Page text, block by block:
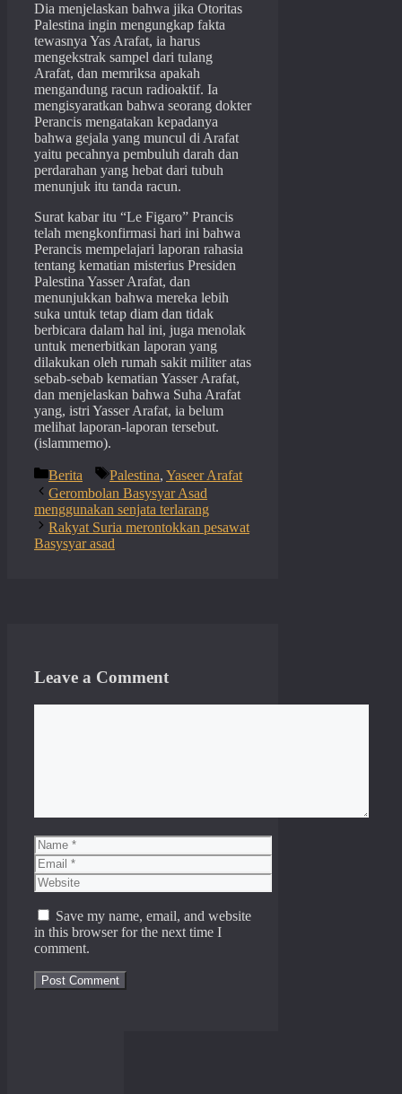
Dia menjelaskan bahwa jika Otoritas
Palestina ingin mengungkap fakta
tewasnya Yas Arafat, ia harus
mengekstrak sampel dari tulang
Arafat, dan memriksa apakah
mengandung racun radioaktif. Ia
mengisyaratkan bahwa seorang dokter
Perancis mengatakan kepadanya
bahwa gejala yang muncul di Arafat
yaitu pecahnya pembuluh darah dan
perdarahan yang hebat dari tubuh
menunjuk itu tanda racun.
Surat kabar itu “Le Figaro” Prancis
telah mengkonfirmasi hari ini bahwa
Perancis mempelajari laporan rahasia
tentang kematian misterius Presiden
Palestina Yasser Arafat, dan
menunjukkan bahwa mereka lebih
suka untuk tetap diam dan tidak
berbicara dalam hal ini, juga menolak
untuk menerbitkan laporan yang
dilakukan oleh rumah sakit militer atas
sebab-sebab kematian Yasser Arafat,
dan menjelaskan bahwa Suha Arafat
yang, istri Yasser Arafat, ia belum
melihat laporan-laporan tersebut.
(islammemo).
Categories
Berita Tags
Palestina, Yaseer Arafat
Gerombolan Basysyar Asad
menggunakan senjata terlarang
Rakyat Suria merontokkan pesawat
Basysyar asad
Leave a Comment
Name
Email
Website
Save my name, email, and website
in this browser for the next time I
comment.